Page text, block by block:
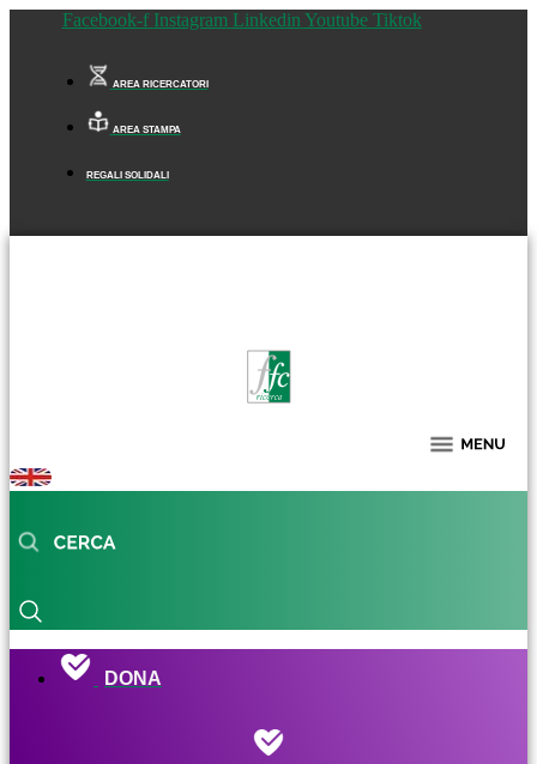
Facebook-f Instagram Linkedin Youtube Tiktok
AREA RICERCATORI
AREA STAMPA
REGALI SOLIDALI
DONA